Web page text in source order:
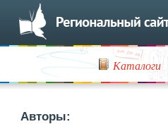
Каталоги
Авторы: